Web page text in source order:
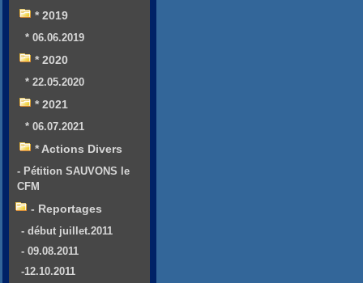
* 2019
* 06.06.2019
* 2020
* 22.05.2020
* 2021
* 06.07.2021
* Actions Divers
- Pétition SAUVONS le
CFM
- Reportages
- début juillet.2011
- 09.08.2011
-12.10.2011